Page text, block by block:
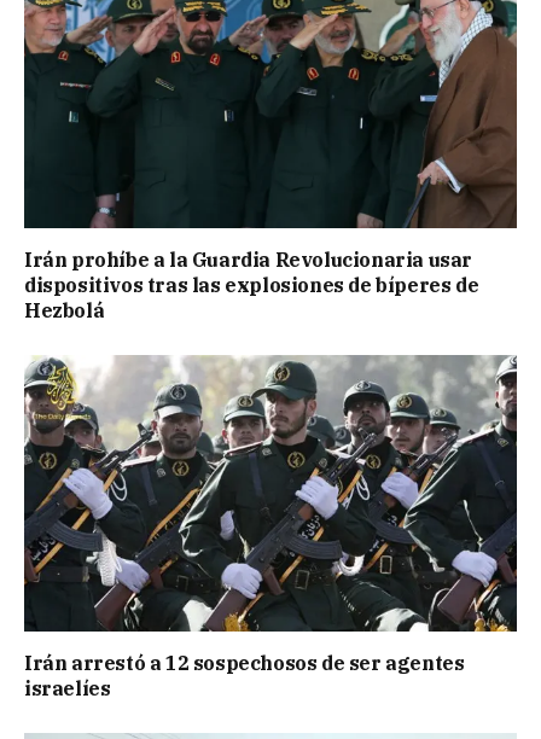
Irán prohíbe a la Guardia Revolucionaria usar
dispositivos tras las explosiones de bíperes de
Hezbolá
Irán arrestó a 12 sospechosos de ser agentes
israelíes